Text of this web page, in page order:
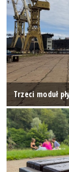
Trzeci moduł